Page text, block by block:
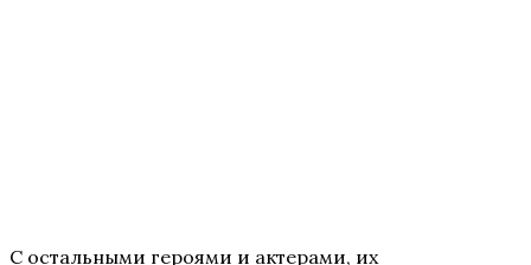
С остальными героями и актерами, их